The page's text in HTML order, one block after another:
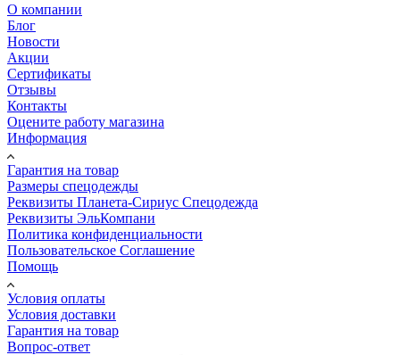
О компании
Блог
Новости
Акции
Сертификаты
Отзывы
Контакты
Оцените работу магазина
Информация
Гарантия на товар
Размеры спецодежды
Реквизиты Планета-Сириус Спецодежда
Реквизиты ЭльКомпани
Политика конфиденциальности
Пользовательское Соглашение
Помощь
Условия оплаты
Условия доставки
Гарантия на товар
Вопрос-ответ